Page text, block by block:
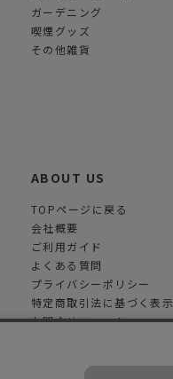
ガーデニング
喫煙グッズ
その他雑貨
ABOUT US
TOPページに戻る
会社概要
ご利用ガイド
よくある質問
プライバシーポリシー
特定商取引法に基づく表示
お問合せフォーム